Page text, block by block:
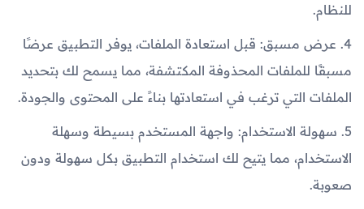
للنظام.
4. عرض مسبق: قبل استعادة الملفات، يوفر التطبيق عرضًا
مسبقًا للملفات المحذوفة المكتشفة، مما يسمح لك بتحديد
الملفات التي ترغب في استعادتها بناءً على المحتوى والجودة.
5. سهولة الاستخدام: واجهة المستخدم بسيطة وسهلة
الاستخدام، مما يتيح لك استخدام التطبيق بكل سهولة ودون
صعوبة.